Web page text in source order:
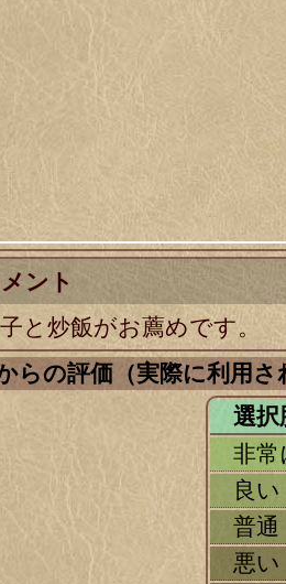
ント
と炒飯がお薦めです。
らの評価（実際に利用
選択
非常
良い
普通
悪い